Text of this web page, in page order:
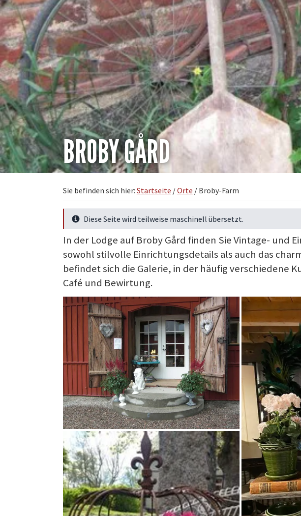
BROBY GÅRD
Sie befinden sich hier: Startseite /Orte /Broby-Farm
Mehr Infos
Diese Seite wird teilweise maschinell übersetzt.
In der Lodge auf Broby Gård finden Sie Vintage- und
sowohl stilvolle Einrichtungsdetails als auch das
befindet sich die Galerie, in der häufig verschiedene
Café und Bewirtung.